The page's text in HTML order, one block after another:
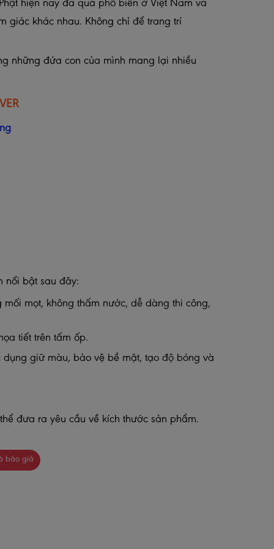
hiện nay đã quá phổ biến ở Việt Nam và
giác khác nhau. Không chỉ để trang trí
những đứa con của mình mang lại nhiều
nổi bật sau đây:
mọt, không thấm nước, dễ dàng thi công,
tiết trên tấm ốp.
dụng giữ màu, bảo vệ bề mặt, tạo độ bóng và
đưa ra yêu cầu về kích thước sản phẩm.
báo giá